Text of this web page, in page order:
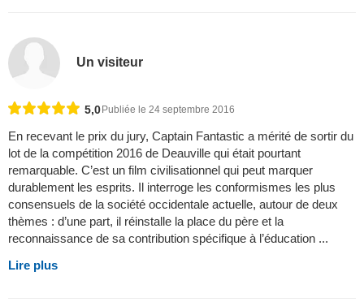
Un visiteur
5,0 Publiée le 24 septembre 2016
En recevant le prix du jury, Captain Fantastic a mérité de sortir du
lot de la compétition 2016 de Deauville qui était pourtant
remarquable. C’est un film civilisationnel qui peut marquer
durablement les esprits. Il interroge les conformismes les plus
consensuels de la société occidentale actuelle, autour de deux
thèmes : d’une part, il réinstalle la place du père et la
reconnaissance de sa contribution spécifique à l’éducation ...
Lire plus